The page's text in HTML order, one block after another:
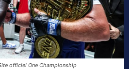
officiel One Championship